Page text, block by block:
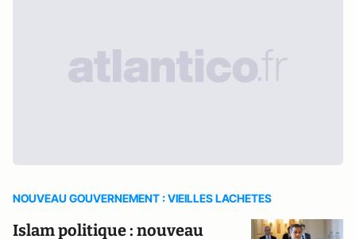
NOUVEAU GOUVERNEMENT : VIEILLES LACHETES
Islam politique : nouveau